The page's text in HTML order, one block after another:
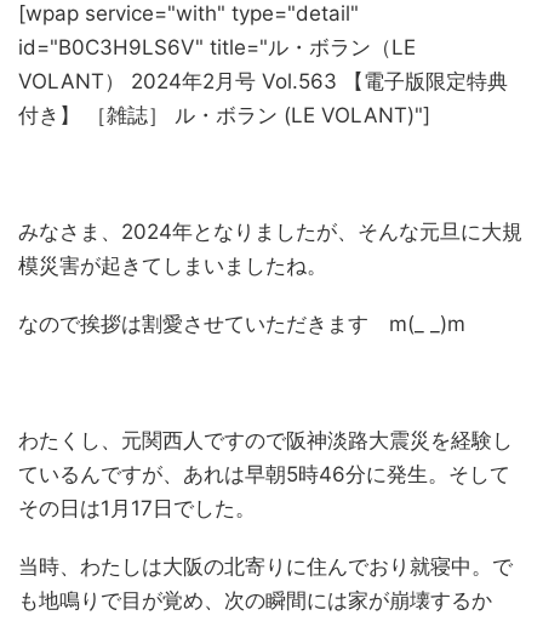
[wpap service="with" type="detail"
id="B0C3H9LS6V" title="ル・ボラン（LE
VOLANT） 2024年2月号 Vol.563 【電子版限定特典
付き】 ［雑誌］ ル・ボラン (LE VOLANT)"]
みなさま、2024年となりましたが、そんな元旦に大規
模災害が起きてしまいましたね。
なので挨拶は割愛させていただきます m(_ _)m
わたくし、元関西人ですので阪神淡路大震災を経験し
ているんですが、あれは早朝5時46分に発生。そして
その日は1月17日でした。
当時、わたしは大阪の北寄りに住んでおり就寝中。で
も地鳴りで目が覚め、次の瞬間には家が崩壊するか